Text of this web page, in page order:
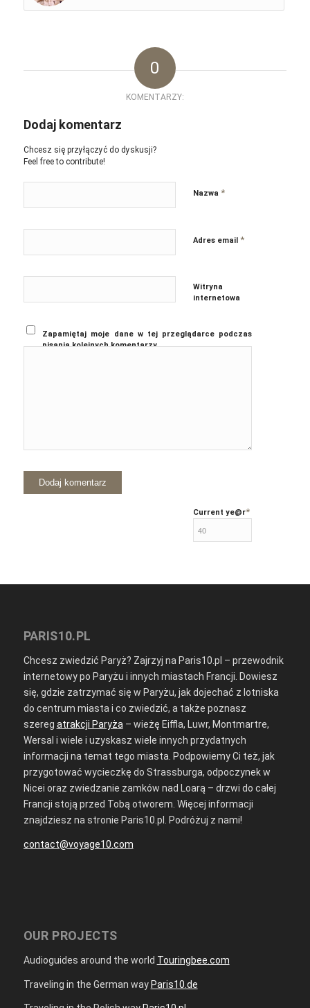
0
KOMENTARZY:
Dodaj komentarz
Chcesz się przyłączyć do dyskusji?
Feel free to contribute!
Nazwa *
Adres email *
Witryna
internetowa
Zapamiętaj moje dane w tej przeglądarce podczas
pisania kolejnych komentarzy.
Current ye@r*
PARIS10.PL
Chcesz zwiedzić Paryż? Zajrzyj na Paris10.pl – przewodnik
internetowy po Paryżu i innych miastach Francji. Dowiesz
się, gdzie zatrzymać się w Paryżu, jak dojechać z lotniska
do centrum miasta i co zwiedzić, a także poznasz
szereg atrakcji Paryża – wieżę Eiffla, Luwr, Montmartre,
Wersal i wiele i uzyskasz wiele innych przydatnych
informacji na temat tego miasta. Podpowiemy Ci też, jak
przygotować wycieczkę do Strassburga, odpoczynek w
Nicei oraz zwiedzanie zamków nad Loarą – drzwi do całej
Francji stoją przed Tobą otworem. Więcej informacji
znajdziesz na stronie Paris10.pl. Podróżuj z nami!
contact@voyage10.com
OUR PROJECTS
Audioguides around the world Touringbee.com
Traveling in the German wayParis10.de